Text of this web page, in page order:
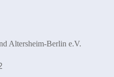
Altersheim-Berlin e.V.